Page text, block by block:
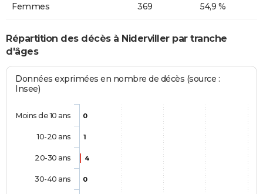
Femmes 369 54,9 %
Répartition des décès à Niderviller par tranche
d'âges
Données exprimées en nombre de décès (source :
Insee)
0
1
4
0
Moins de 10 ans
10-20 ans
20-30 ans
30-40 ans